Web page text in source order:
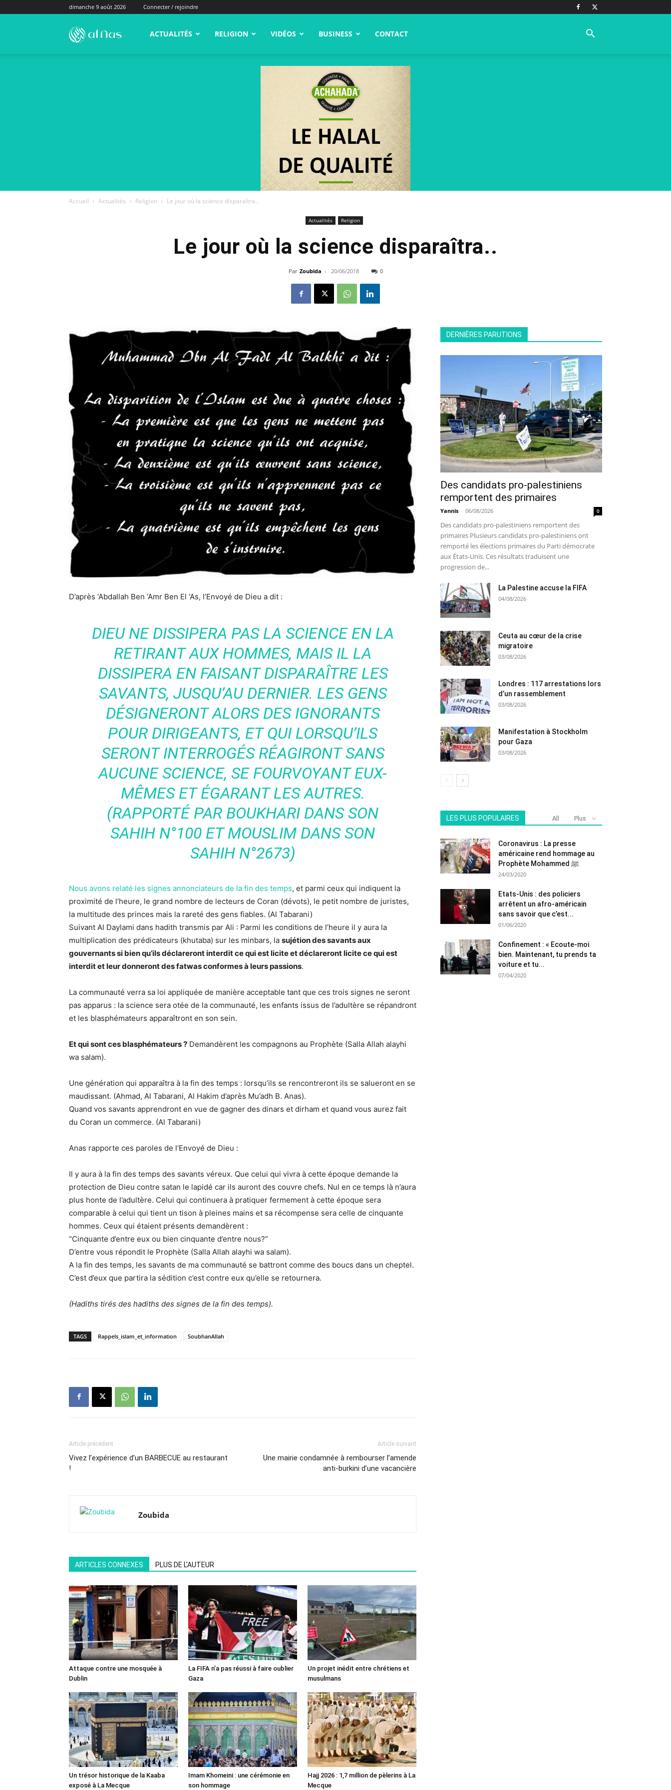
dimanche 9 août 2026 Connecter / rejoindre
alNas.fr ACTUALITÉS RELIGION VIDÉOS BUSINESS CONTACT
Accueil Actualités Religion Le jour où la science disparaîtra..
Actualités Religion
Le jour où la science disparaîtra..
Par Zoubida - 20/06/2018 0
D’après ‘Abdallah Ben ‘Amr Ben El ‘As, l’Envoyé de Dieu a dit :
DIEU NE DISSIPERA PAS LA SCIENCE EN LA
RETIRANT AUX HOMMES, MAIS IL LA
DISSIPERA EN FAISANT DISPARAÎTRE LES
SAVANTS, JUSQU’AU DERNIER. LES GENS
DÉSIGNERONT ALORS DES IGNORANTS
POUR DIRIGEANTS, ET QUI LORSQU’ILS
SERONT INTERROGÉS RÉAGIRONT SANS
AUCUNE SCIENCE, SE FOURVOYANT EUX-
MÊMES ET ÉGARANT LES AUTRES.
(RAPPORTÉ PAR BOUKHARI DANS SON
SAHIH N°100 ET MOUSLIM DANS SON
SAHIH N°2673)
Nous avons relaté les signes annonciateurs de la fin des temps, et parmi ceux qui indiquent la
proximité de l’heure, le grand nombre de lecteurs de Coran (dévots), le petit nombre de juristes,
la multitude des princes mais la rareté des gens fiables. (Al Tabarani)
Suivant Al Daylami dans hadith transmis par Ali : Parmi les conditions de l’heure il y aura la
multiplication des prédicateurs (khutaba) sur les minbars, la sujétion des savants aux
gouvernants si bien qu’ils déclareront interdit ce qui est licite et déclareront licite ce qui est
interdit et leur donneront des fatwas conformes à leurs passions.
La communauté verra sa loi appliquée de manière acceptable tant que ces trois signes ne seront
pas apparus : la science sera otée de la communauté, les enfants issus de l’adultère se répandront
et les blasphémateurs apparaîtront en son sein.
Et qui sont ces blasphémateurs ? Demandèrent les compagnons au Prophète (Salla Allah alayhi
wa salam).
Une génération qui apparaîtra à la fin des temps : lorsqu’ils se rencontreront ils se salueront en se
maudissant. (Ahmad, Al Tabarani, Al Hakim d’après Mu’adh B. Anas).
Quand vos savants apprendront en vue de gagner des dinars et dirham et quand vous aurez fait
du Coran un commerce. (Al Tabarani)
Anas rapporte ces paroles de l’Envoyé de Dieu :
Il y aura à la fin des temps des savants véreux. Que celui qui vivra à cette époque demande la
protection de Dieu contre satan le lapidé car ils auront des couvre chefs. Nul en ce temps là n’aura
plus honte de l’adultère. Celui qui continuera à pratiquer fermement à cette époque sera
comparable à celui qui tient un tison à pleines mains et sa récompense sera celle de cinquante
hommes. Ceux qui étaient présents demandèrent :
“Cinquante d’entre eux ou bien cinquante d’entre nous?”
D’entre vous répondit le Prophète (Salla Allah alayhi wa salam).
A la fin des temps, les savants de ma communauté se battront comme des boucs dans un cheptel.
C’est d’eux que partira la sédition c’est contre eux qu’elle se retournera.
(Hadiths tirés des hadiths des signes de la fin des temps).
TAGS Rappels_islam_et_information SoubhanAllah
Article précédent
Vivez l’expérience d’un BARBECUE au restaurant
!
Article suivant
Une mairie condamnée à rembourser l’amende
anti-burkini d’une vacancière
Zoubida
ARTICLES CONNEXES PLUS DE L'AUTEUR
Attaque contre une mosquée à
Dublin
La FIFA n’a pas réussi à faire oublier
Gaza
Un projet inédit entre chrétiens et
musulmans
Un trésor historique de la Kaaba
exposé à La Mecque
Imam Khomeini : une cérémonie en
son hommage
Hajj 2026 : 1,7 million de pèlerins à La
Mecque
DERNIÈRES PARUTIONS
Des candidats pro-palestiniens
remportent des primaires
Yannis - 06/08/2026 0
Des candidats pro-palestiniens remportent des
primaires Plusieurs candidats pro-palestiniens ont
remporté les élections primaires du Parti démocrate
aux États-Unis. Ces résultats traduisent une
progression de...
La Palestine accuse la FIFA
04/08/2026
Ceuta au cœur de la crise
migratoire
03/08/2026
Londres : 117 arrestations lors
d’un rassemblement
03/08/2026
Manifestation à Stockholm
pour Gaza
03/08/2026
LES PLUS POPULAIRES All Plus
Coronavirus : La presse
américaine rend hommage au
Prophète Mohammed ﷺ
24/03/2020
Etats-Unis : des policiers
arrêtent un afro-américain
sans savoir que c’est...
01/06/2020
Confinement : « Ecoute-moi
bien. Maintenant, tu prends ta
voiture et tu...
07/04/2020